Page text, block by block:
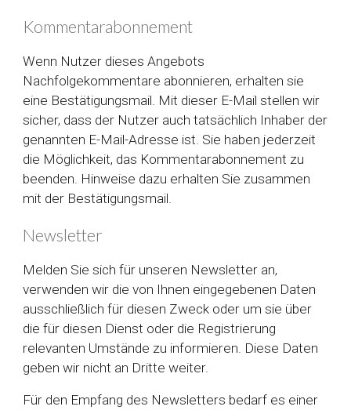
Kommentarabonnement
Wenn Nutzer dieses Angebots
Nachfolgekommentare abonnieren, erhalten sie
eine Bestätigungsmail. Mit dieser E-Mail stellen wir
sicher, dass der Nutzer auch tatsächlich Inhaber der
genannten E-Mail-Adresse ist. Sie haben jederzeit
die Möglichkeit, das Kommentarabonnement zu
beenden. Hinweise dazu erhalten Sie zusammen
mit der Bestätigungsmail.
Newsletter
Melden Sie sich für unseren Newsletter an,
verwenden wir die von Ihnen eingegebenen Daten
ausschließlich für diesen Zweck oder um sie über
die für diesen Dienst oder die Registrierung
relevanten Umstände zu informieren. Diese Daten
geben wir nicht an Dritte weiter.
Für den Empfang des Newsletters bedarf es einer